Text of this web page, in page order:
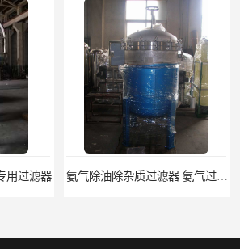
氨气除油除杂质过滤器 氨气过滤器生产厂家